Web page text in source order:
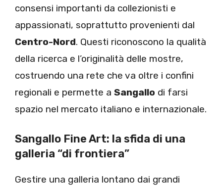
consensi importanti da collezionisti e
appassionati, soprattutto provenienti dal
Centro-Nord. Questi riconoscono la qualità
della ricerca e l’originalità delle mostre,
costruendo una rete che va oltre i confini
regionali e permette a Sangallo di farsi
spazio nel mercato italiano e internazionale.
Sangallo Fine Art: la sfida di una
galleria “di frontiera”
Gestire una galleria lontano dai grandi